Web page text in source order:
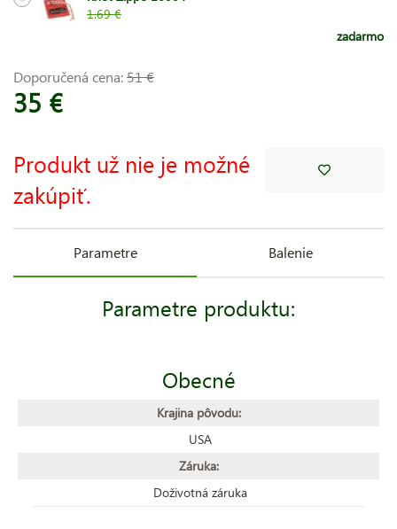
1.69 €
zadarmo
Doporučená cena:51 €
35 €
Produkt už nie je možné
zakúpiť.
Parametre Balenie
Parametre produktu:
Obecné
Krajina pôvodu:
USA
Záruka:
Doživotná záruka